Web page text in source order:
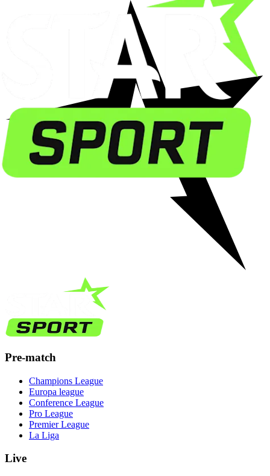
Pre-match
Champions League
Europa league
Conference League
Pro League
Premier League
La Liga
Live